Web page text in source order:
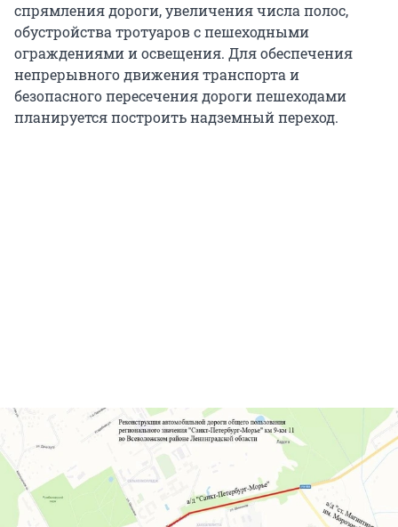
спрямления дороги, увеличения числа полос,
обустройства тротуаров с пешеходными
ограждениями и освещения. Для обеспечения
непрерывного движения транспорта и
безопасного пересечения дороги пешеходами
планируется построить надземный переход.